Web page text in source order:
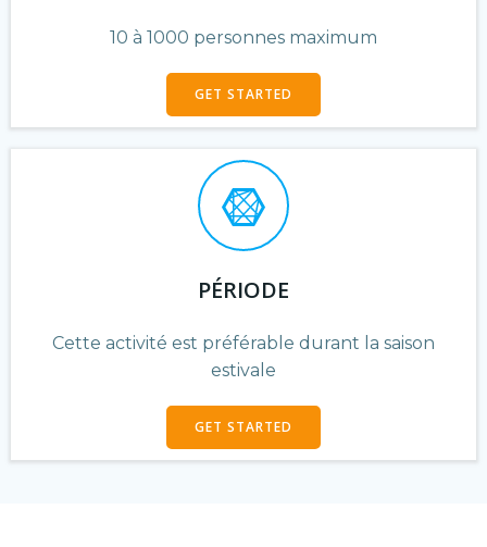
10 à 1000 personnes maximum
GET STARTED
PÉRIODE
Cette activité est préférable durant la saison
estivale
GET STARTED